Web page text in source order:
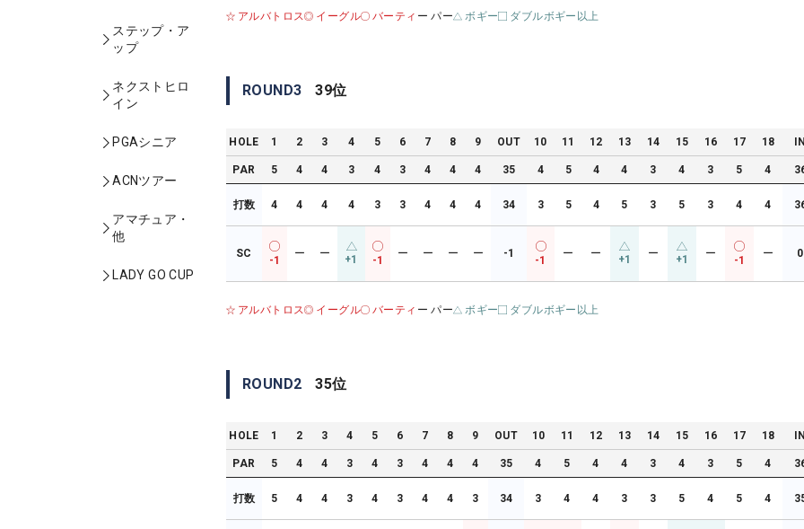
ステップ・ア
ップ
ネクストヒロ
イン
PGAシニア
ACNツアー
アマチュア・
他
LADY GO CUP
アルバトロス イーグル バーティ ー パー ボギー ダブルボギー以上
ROUND3 39位
HOLE 1 2 3 4 5 6 7 8 9 OUT 10 11 12 13 14 15 16 17 18
PAR 5 4 4 3 4 3 4 4 4 35 4 5 4 4 3 4 3 5 4
打数 4 4 4 4 3 3 4 4 4 34 3 5 4 5 3 5 3 4 4
SC
-1
ー ー +1 -1
ー ー ー ー -1
-1
ー ー +1 ー +1 ー
-1
ー 0
アルバトロス イーグル バーティ ー パー ボギー ダブルボギー以上
ROUND2 35位
HOLE 1 2 3 4 5 6 7 8 9 OUT 10 11 12 13 14 15 16 17 18
PAR 5 4 4 3 4 3 4 4 4 35 4 5 4 4 3 4 3 5 4
打数 5 4 4 3 4 3 4 4 3 34 3 4 4 3 3 5 4 5 4